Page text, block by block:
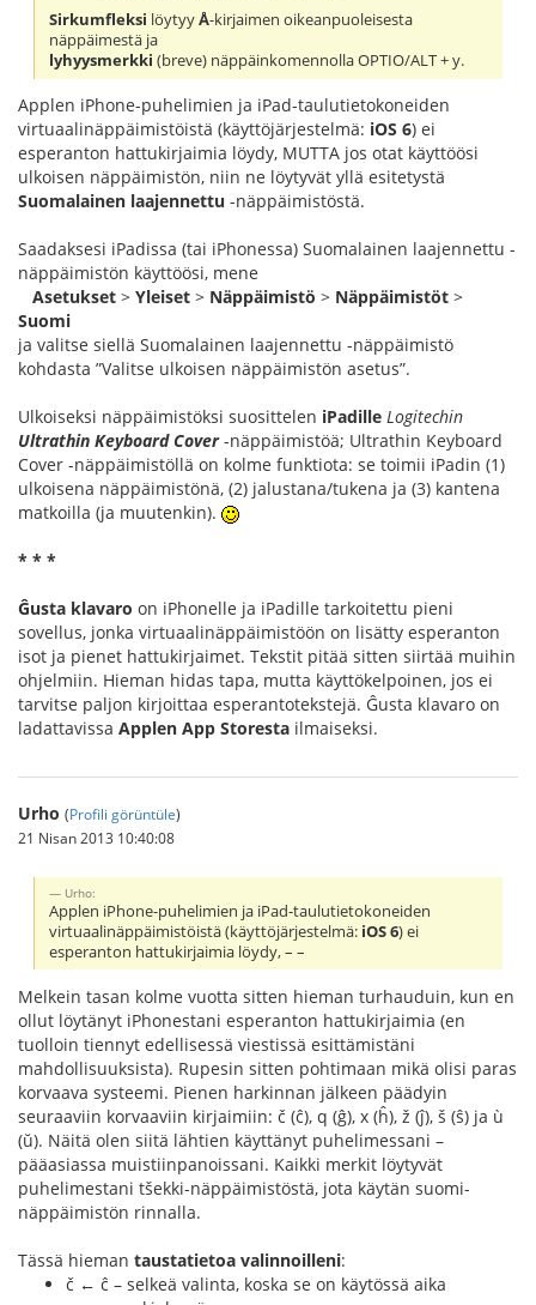
Sirkumfleksi löytyyÅ-kirjaimen oikeanpuoleisesta
näppäimestä ja
lyhyysmerkki (breve) näppäinkomennolla OPTIO/ALT + y.
Applen iPhone-puhelimien ja iPad-taulutietokoneiden
virtuaalinäppäimistöistä (käyttöjärjestelmä: iOS 6) ei
esperanton hattukirjaimia löydy, MUTTA jos otat käyttöösi
ulkoisen näppäimistön, niin ne löytyvät yllä esitetystä
Suomalainen laajennettu -näppäimistöstä.
Saadaksesi iPadissa (tai iPhonessa) Suomalainen laajennettu -
näppäimistön käyttöösi, mene
Asetukset > Yleiset > Näppäimistö > Näppäimistöt >
Suomi
ja valitse siellä Suomalainen laajennettu -näppäimistö
kohdasta ”Valitse ulkoisen näppäimistön asetus”.
Ulkoiseksi näppäimistöksi suosittelen iPadille Logitechin
Ultrathin Keyboard Cover-näppäimistöä; Ultrathin Keyboard
Cover -näppäimistöllä on kolme funktiota: se toimii iPadin (1)
ulkoisena näppäimistönä, (2) jalustana/tukena ja (3) kantena
matkoilla (ja muutenkin).
* * *
Ĝusta klavaro on iPhonelle ja iPadille tarkoitettu pieni
sovellus, jonka virtuaalinäppäimistöön on lisätty esperanton
isot ja pienet hattukirjaimet. Tekstit pitää sitten siirtää muihin
ohjelmiin. Hieman hidas tapa, mutta käyttökelpoinen, jos ei
tarvitse paljon kirjoittaa esperantotekstejä. Ĝusta klavaro on
ladattavissa Applen App Storesta ilmaiseksi.
Urho (Profili görüntüle)
21 Nisan 2013 10:40:08
Urho:
Applen iPhone-puhelimien ja iPad-taulutietokoneiden
virtuaalinäppäimistöistä (käyttöjärjestelmä: iOS 6) ei
esperanton hattukirjaimia löydy, – –
Melkein tasan kolme vuotta sitten hieman turhauduin, kun en
ollut löytänyt iPhonestani esperanton hattukirjaimia (en
tuolloin tiennyt edellisessä viestissä esittämistäni
mahdollisuuksista). Rupesin sitten pohtimaan mikä olisi paras
korvaava systeemi. Pienen harkinnan jälkeen päädyin
seuraaviin korvaaviin kirjaimiin: č (ĉ), q (ĝ), x (ĥ), ž (ĵ), š (ŝ) ja ù
(ŭ). Näitä olen siitä lähtien käyttänyt puhelimessani –
pääasiassa muistiinpanoissani. Kaikki merkit löytyvät
puhelimestani tšekki-näppäimistöstä, jota käytän suomi-
näppäimistön rinnalla.
Tässä hieman taustatietoa valinnoilleni:
č ← ĉ – selkeä valinta, koska se on käytössä aika